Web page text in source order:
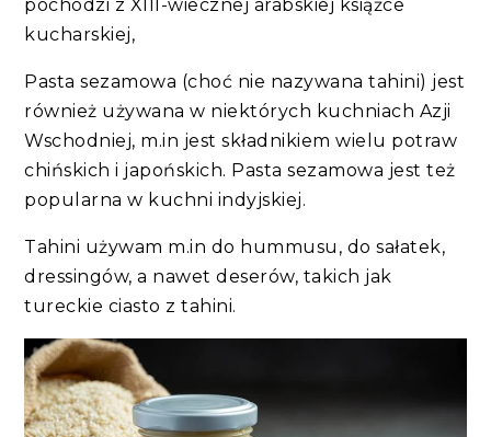
pochodzi z XIII-wiecznej arabskiej książce
kucharskiej,
Pasta sezamowa (choć nie nazywana tahini) jest
również używana w niektórych kuchniach Azji
Wschodniej, m.in jest składnikiem wielu potraw
chińskich i japońskich. Pasta sezamowa jest też
popularna w kuchni indyjskiej.
Tahini używam m.in do hummusu, do sałatek,
dressingów, a nawet deserów, takich jak
tureckie ciasto z tahini.